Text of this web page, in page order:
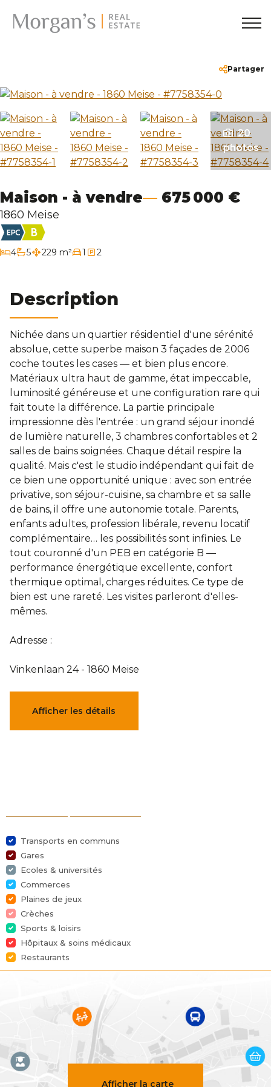
Nos biens
A vendre
Services
Mettre en vente/location
Gestion locative
Financement
Estimation
A propos
Qui sommes-nous?
Offres d'emploi
Tarifs
Blog
Partenaires
Nos pages Facebook
Contact
Témoignages
Maison - à vendre 675 000 €
1860 Meise
4chambres
5
salles de bain
229 m² 1 2
Partager
20
photos
Description
Nichée dans un quartier résidentiel d'une sérénité
absolue, cette superbe maison 3 façades de 2006
coche toutes les cases — et bien plus encore.
Matériaux ultra haut de gamme, état impeccable,
luminosité généreuse et une configuration rare qui
fait toute la différence. La partie principale
impressionne dès l'entrée : un grand séjour inondé
de lumière naturelle, 3 chambres confortables et 2
salles de bains soignées. Chaque détail respire la
qualité. Mais c'est le studio indépendant qui fait de
ce bien une opportunité unique : avec son entrée
privative, son séjour-cuisine, sa chambre et sa salle
de bains, il offre une autonomie totale. Parents,
enfants adultes, profession libérale, revenu locatif
complémentaire… les possibilités sont infinies. Le
tout couronné d'un PEB en catégorie B —
performance énergétique excellente, confort
thermique optimal, charges réduites. Ce type de
bien est une rareté. Les visites parleront d'elles-
mêmes.
Adresse :
Vinkenlaan 24 - 1860 Meise
Caractéristiques
Nombre de chambres
Nombre de salles de bain
Jardin
Surface du jardin
Garage
229 m²
Surface du terrain 370 m²
Afficher les détails
Transports en communs
Gares
Ecoles & universités
Commerces
Plaines de jeux
Crèches
Sports & loisirs
Hôpitaux & soins médicaux
Restaurants
Afficher la carte